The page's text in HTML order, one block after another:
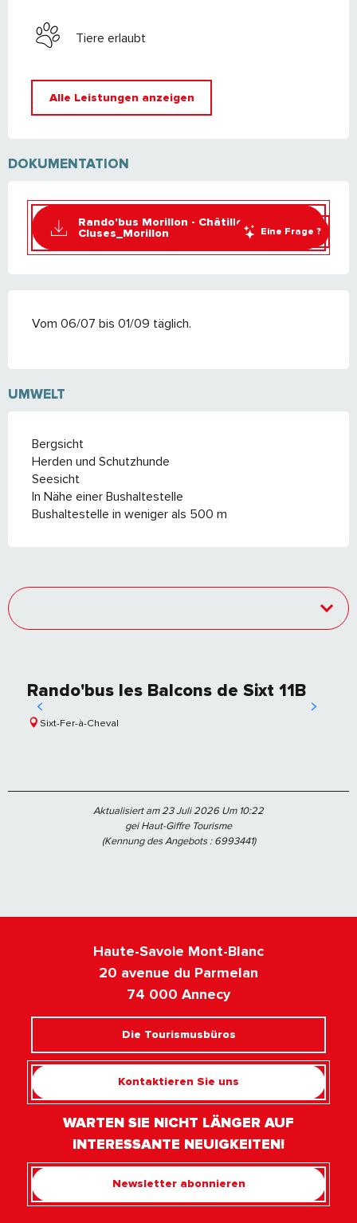
Eine Frage ?
Tiere erlaubt
Alle Leistungen anzeigen
DOKUMENTATION
Rando'bus Morillon - Châtillon sur
Cluses_Morillon
Vom 06/07 bis 01/09 täglich.
UMWELT
Bergsicht
Herden und Schutzhunde
Seesicht
In Nähe einer Bushaltestelle
Bushaltestelle in weniger als 500 m
Rando'bus les Balcons de Sixt 11B
Sixt-Fer-à-Cheval
Aktualisiert am 23 Juli 2026 Um 10:22
gei Haut-Giffre Tourisme
(Kennung des Angebots :6993441)
Haute-Savoie Mont-Blanc
20 avenue du Parmelan
74 000 Annecy
Die Tourismusbüros
Kontaktieren Sie uns
WARTEN SIE NICHT LÄNGER AUF
INTERESSANTE NEUIGKEITEN!
Newsletter abonnieren